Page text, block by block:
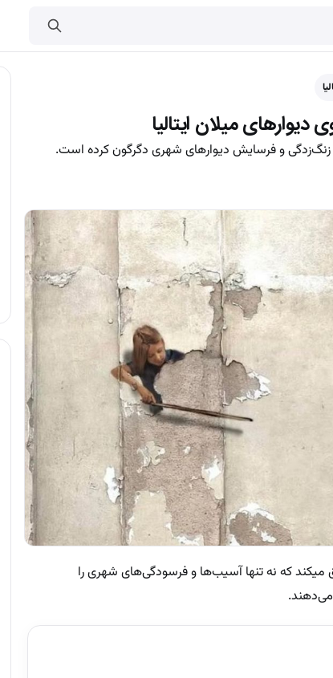
دیوارهای میلان ایتالیا
زنگ‌زدگی و فرسایش دیوارهای شهری دگرگون کرده است.
میکند که نه تنها آسیب‌ها و فرسودگی‌های شهری را
می‌دهند.